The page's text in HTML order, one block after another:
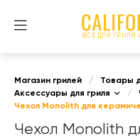
ВСЕ ДЛЯ ГРИЛЯ
Магазин грилей / Товары
Аксессуары для гриля
/
Чехол Monolith для
Чехол Monolith